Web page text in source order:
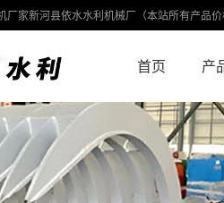
厂家新河县依水水利机械厂（本站所有产品价
首页 产